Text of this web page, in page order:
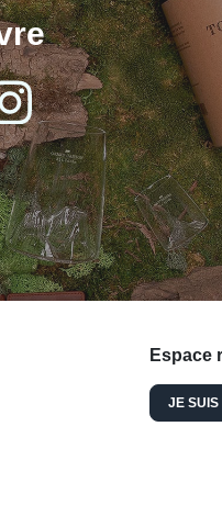
Espace
JE SUIS